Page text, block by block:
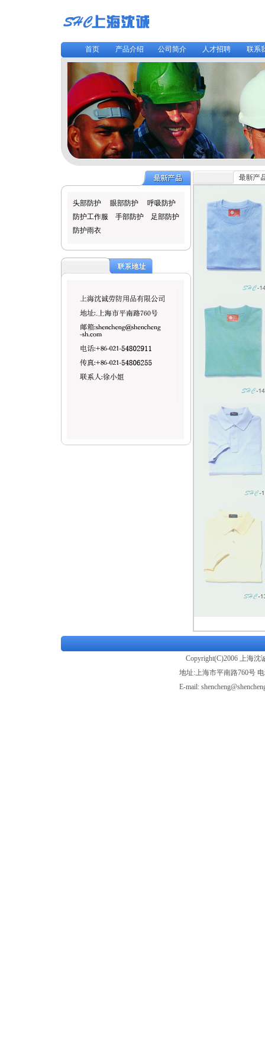
首页 产品介绍 公司简介 人才招聘 联系
头部防护 眼部防护
呼吸防护
防护工作服
手部防护
足部防护
防护雨衣
Copyright(C)2006 上海沈
地址:上海市平南路760号 电
E-mail: